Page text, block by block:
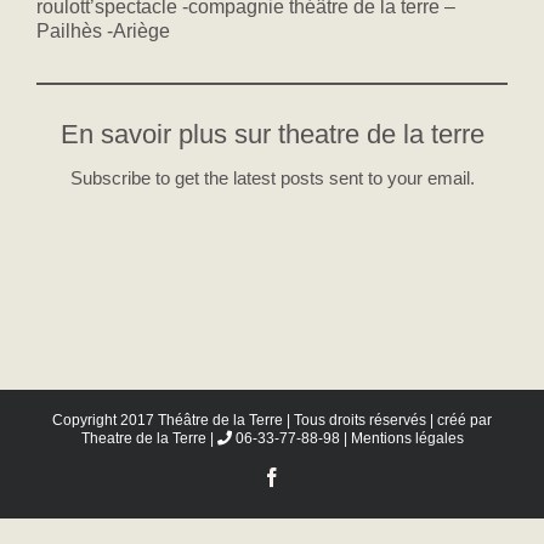
roulott’spectacle -compagnie théâtre de la terre –
Pailhès -Ariège
En savoir plus sur theatre de la terre
Subscribe to get the latest posts sent to your email.
Copyright 2017 Théâtre de la Terre | Tous droits réservés | créé par
Theatre de la Terre
06-33-77-88-98 | Mentions légales